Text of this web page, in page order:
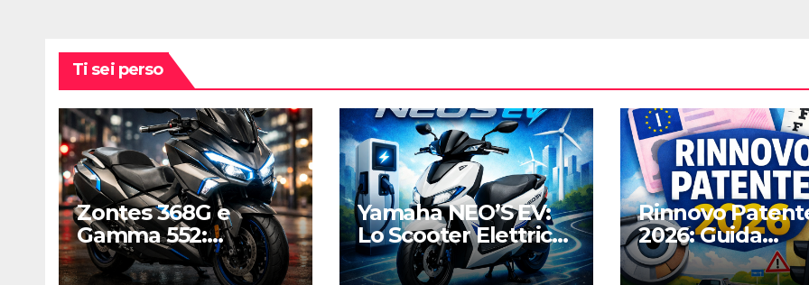
Ti sei perso
Zontes 368G e
Gamma 552:
L’assalto cinese ai
regni di Honda e
Yamaha NEO’S EV:
Lo Scooter Elettrico
Agile e Silenzioso
per la Città
Rinnovo
2026: Guida
Completa alle
Nuove Regole,